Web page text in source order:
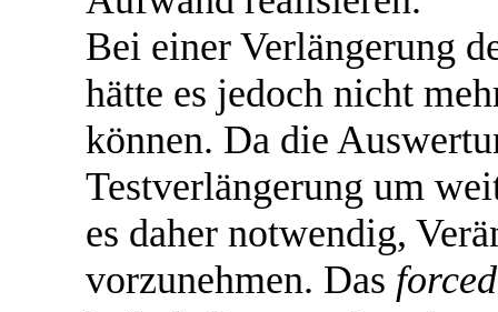
Bei einer Verlängerung
hätte es jedoch nicht
können. Da die
Testverlängerung um
es daher notwendig,
vorzunehmen. Das